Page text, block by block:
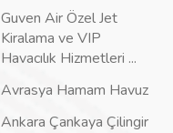
Guven Air Özel Jet
Kiralama ve VIP
Havacılık Hizmetleri ...
Avrasya Hamam Havuz
Ankara Çankaya Çilingir